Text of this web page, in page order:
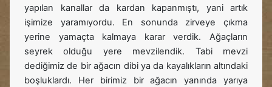
yapılan kanallar da kardan kapanmıştı, yani artık
işimize yaramıyordu. En sonunda zirveye çıkma
yerine yamaçta kalmaya karar verdik. Ağaçların
seyrek olduğu yere mevzilendik. Tabi mevzi
dediğimiz de bir ağacın dibi ya da kayalıkların altındaki
boşluklardı. Her birimiz bir ağacın yanında yarıya